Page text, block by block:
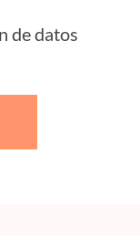
de datos